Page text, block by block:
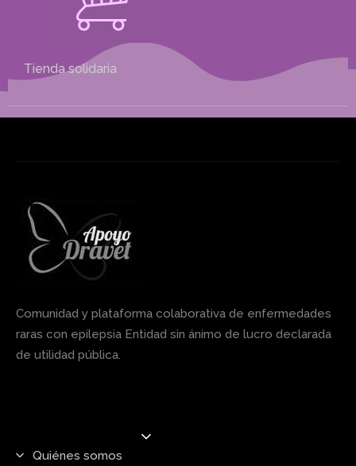
Tienda solidaria
Comunidad y plataforma colaborativa de enfermedades
raras con epilepsia Entidad sin ánimo de lucro declarada
de utilidad pública.
Quiénes somos